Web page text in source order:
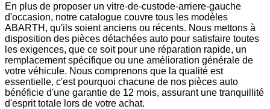
En plus de proposer un vitre-de-custode-arriere-gauche
d'occasion, notre catalogue couvre tous les modèles
ABARTH, qu'ils soient anciens ou récents. Nous mettons à
disposition des pièces détachées auto pour satisfaire toutes
les exigences, que ce soit pour une réparation rapide, un
remplacement spécifique ou une amélioration générale de
votre véhicule. Nous comprenons que la qualité est
essentielle, c'est pourquoi chacune de nos pièces auto
bénéficie d'une garantie de 12 mois, assurant une tranquillité
d'esprit totale lors de votre achat.